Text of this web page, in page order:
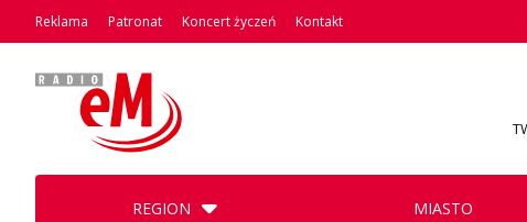
Reklama Patronat Koncert życzeń Kontakt
REGION MIASTO